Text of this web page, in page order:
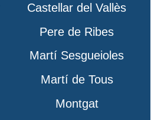
Castellar del Vallès
Pere de Ribes
Martí Sesgueioles
Martí de Tous
Montgat